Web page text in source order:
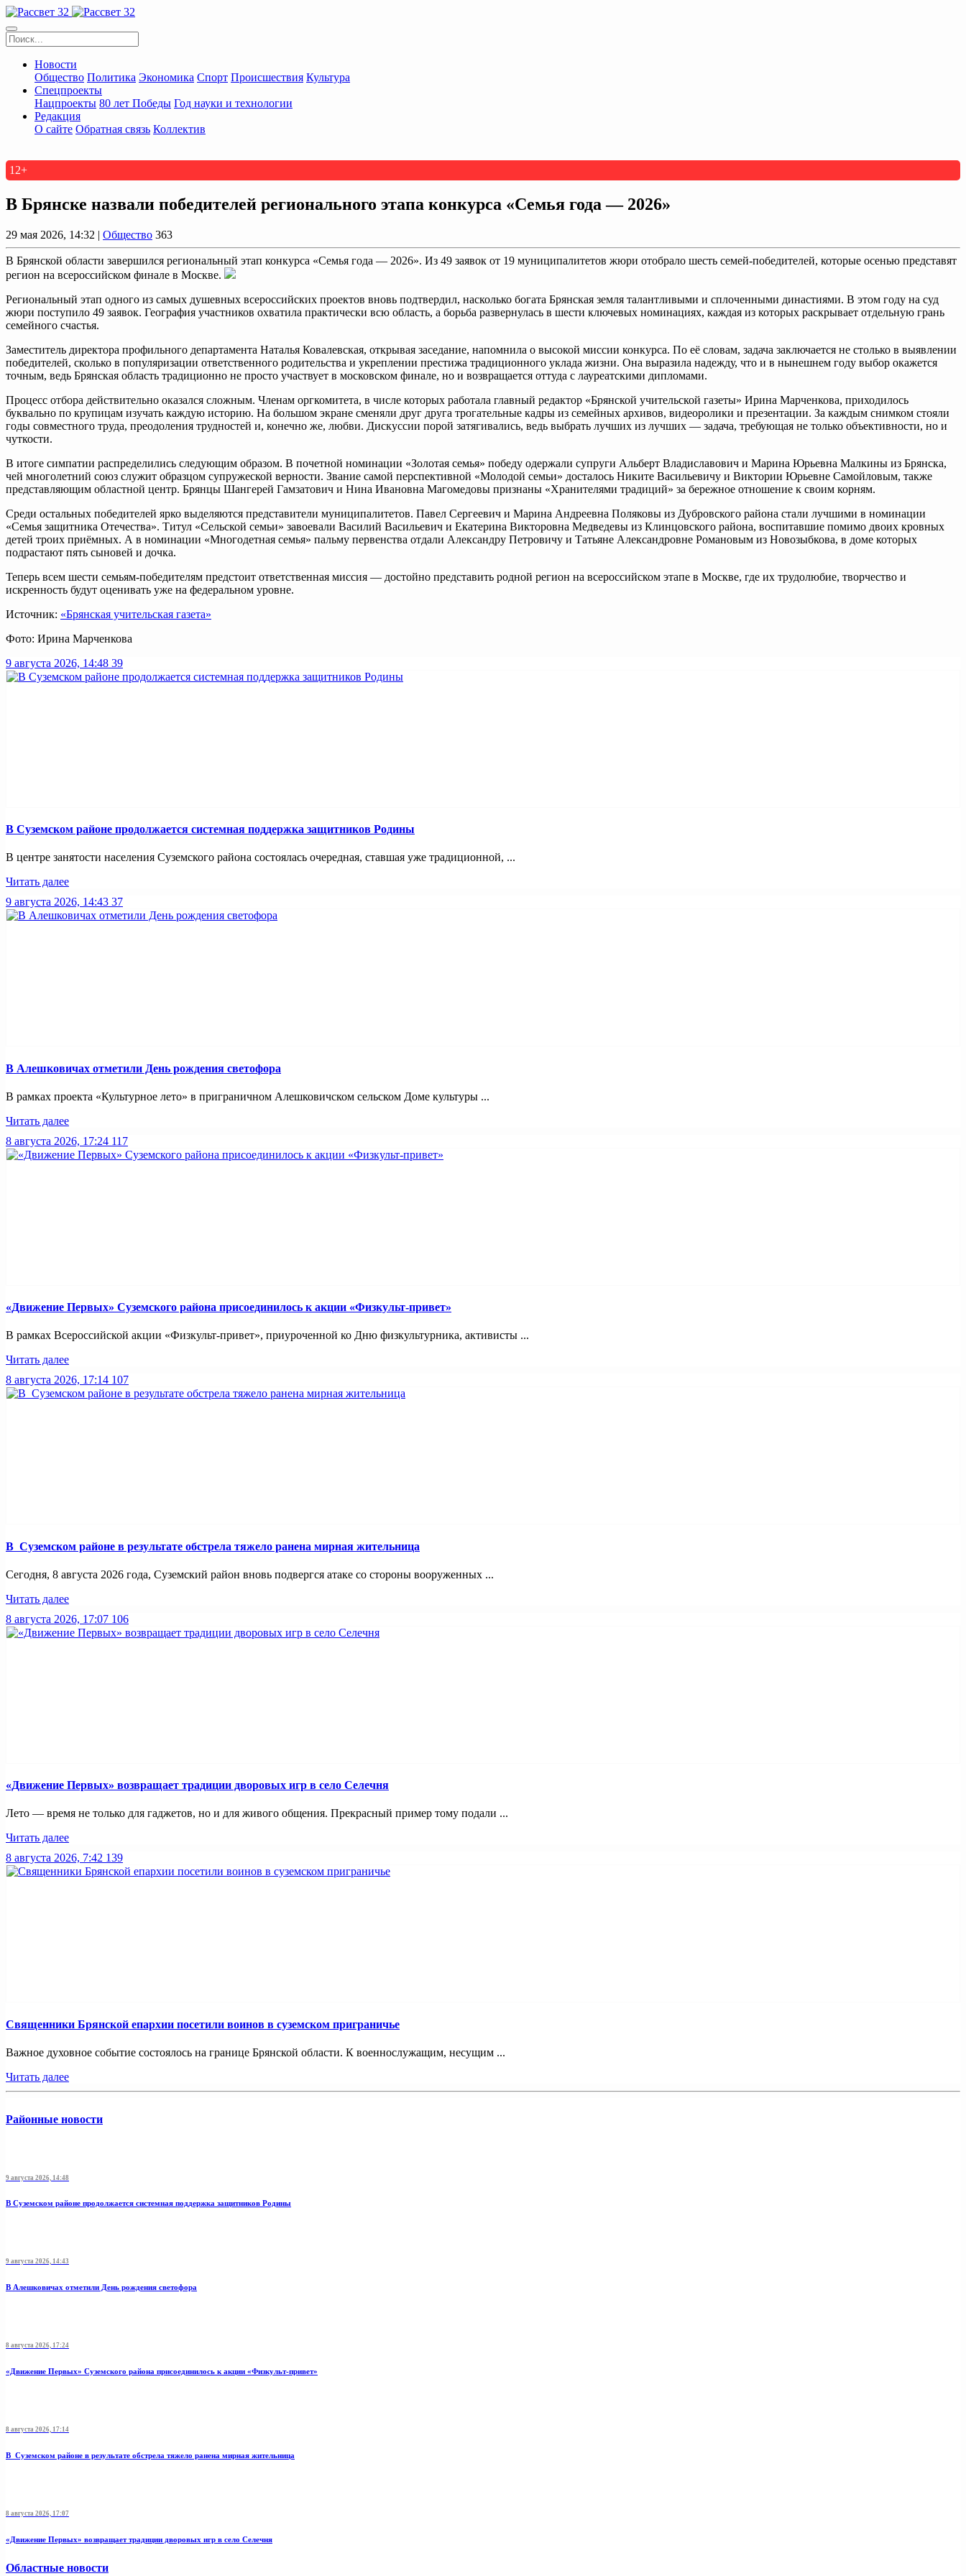
Новости
Общество Политика Экономика Спорт Происшествия Культура
Спецпроекты
Нацпроекты 80 лет Победы Год науки и технологии
Редакция
О сайте Обратная связь Коллектив
12+
В Брянске назвали победителей регионального этапа конкурса «Семья года — 2026»
29 мая 2026, 14:32 | Общество 363
В Брянской области завершился региональный этап конкурса «Семья года — 2026». Из 49 заявок от 19 муниципалитетов жюри отобрало шесть семей-победителей, которые осенью представят
регион на всероссийском финале в Москве.
Региональный этап одного из самых душевных всероссийских проектов вновь подтвердил, насколько богата Брянская земля талантливыми и сплоченными династиями. В этом году на суд
жюри поступило 49 заявок. География участников охватила практически всю область, а борьба развернулась в шести ключевых номинациях, каждая из которых раскрывает отдельную грань
семейного счастья.
Заместитель директора профильного департамента Наталья Ковалевская, открывая заседание, напомнила о высокой миссии конкурса. По её словам, задача заключается не столько в выявлении
победителей, сколько в популяризации ответственного родительства и укреплении престижа традиционного уклада жизни. Она выразила надежду, что и в нынешнем году выбор окажется
точным, ведь Брянская область традиционно не просто участвует в московском финале, но и возвращается оттуда с лауреатскими дипломами.
Процесс отбора действительно оказался сложным. Членам оргкомитета, в числе которых работала главный редактор «Брянской учительской газеты» Ирина Марченкова, приходилось
буквально по крупицам изучать каждую историю. На большом экране сменяли друг друга трогательные кадры из семейных архивов, видеоролики и презентации. За каждым снимком стояли
годы совместного труда, преодоления трудностей и, конечно же, любви. Дискуссии порой затягивались, ведь выбрать лучших из лучших — задача, требующая не только объективности, но и
чуткости.
В итоге симпатии распределились следующим образом. В почетной номинации «Золотая семья» победу одержали супруги Альберт Владиславович и Марина Юрьевна Малкины из Брянска,
чей многолетний союз служит образцом супружеской верности. Звание самой перспективной «Молодой семьи» досталось Никите Васильевичу и Виктории Юрьевне Самойловым, также
представляющим областной центр. Брянцы Шангерей Гамзатович и Нина Ивановна Магомедовы признаны «Хранителями традиций» за бережное отношение к своим корням.
Среди остальных победителей ярко выделяются представители муниципалитетов. Павел Сергеевич и Марина Андреевна Поляковы из Дубровского района стали лучшими в номинации
«Семья защитника Отечества». Титул «Сельской семьи» завоевали Василий Васильевич и Екатерина Викторовна Медведевы из Клинцовского района, воспитавшие помимо двоих кровных
детей троих приёмных. А в номинации «Многодетная семья» пальму первенства отдали Александру Петровичу и Татьяне Александровне Романовым из Новозыбкова, в доме которых
подрастают пять сыновей и дочка.
Теперь всем шести семьям-победителям предстоит ответственная миссия — достойно представить родной регион на всероссийском этапе в Москве, где их трудолюбие, творчество и
искренность будут оценивать уже на федеральном уровне.
Источник: «Брянская учительская газета»
Фото: Ирина Марченкова
9 августа 2026, 14:48 39
В Суземском районе продолжается системная поддержка защитников Родины
В центре занятости населения Суземского района состоялась очередная, ставшая уже традиционной, ...
Читать далее
9 августа 2026, 14:43 37
В Алешковичах отметили День рождения светофора
В рамках проекта «Культурное лето» в приграничном Алешковичском сельском Доме культуры ...
Читать далее
8 августа 2026, 17:24 117
«Движение Первых» Суземского района присоединилось к акции «Физкульт-привет»
В рамках Всероссийской акции «Физкульт-привет», приуроченной ко Дню физкультурника, активисты ...
Читать далее
8 августа 2026, 17:14 107
В Суземском районе в результате обстрела тяжело ранена мирная жительница
Сегодня, 8 августа 2026 года, Суземский район вновь подвергся атаке со стороны вооруженных ...
Читать далее
8 августа 2026, 17:07 106
«Движение Первых» возвращает традиции дворовых игр в село Селечня
Лето — время не только для гаджетов, но и для живого общения. Прекрасный пример тому подали ...
Читать далее
8 августа 2026, 7:42 139
Священники Брянской епархии посетили воинов в суземском приграничье
Важное духовное событие состоялось на границе Брянской области. К военнослужащим, несущим ...
Читать далее
Районные новости
9 августа 2026, 14:48
В Суземском районе продолжается системная поддержка защитников Родины
9 августа 2026, 14:43
В Алешковичах отметили День рождения светофора
8 августа 2026, 17:24
«Движение Первых» Суземского района присоединилось к акции «Физкульт-привет»
8 августа 2026, 17:14
В Суземском районе в результате обстрела тяжело ранена мирная жительница
8 августа 2026, 17:07
«Движение Первых» возвращает традиции дворовых игр в село Селечня
Областные новости